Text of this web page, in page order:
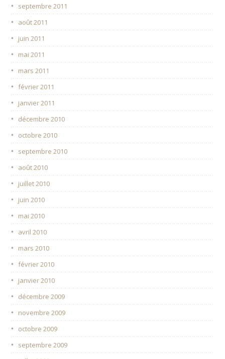
septembre 2011
août 2011
juin 2011
mai 2011
mars 2011
février 2011
janvier 2011
décembre 2010
octobre 2010
septembre 2010
août 2010
juillet 2010
juin 2010
mai 2010
avril 2010
mars 2010
février 2010
janvier 2010
décembre 2009
novembre 2009
octobre 2009
septembre 2009